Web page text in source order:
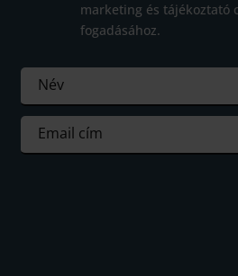
marketing és tájékoztató
fogadásához.